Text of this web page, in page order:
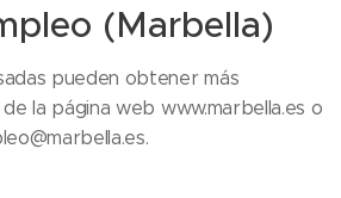
(Marbella)
pueden obtener más
la página web www.marbella.es o